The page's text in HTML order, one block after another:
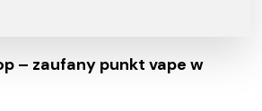
– zaufany punkt vape w